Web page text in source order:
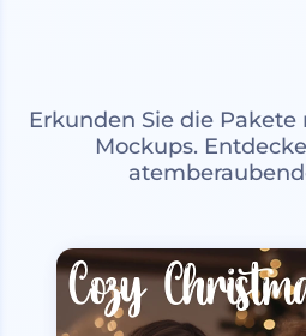
Erkunden Sie die
Mockups.